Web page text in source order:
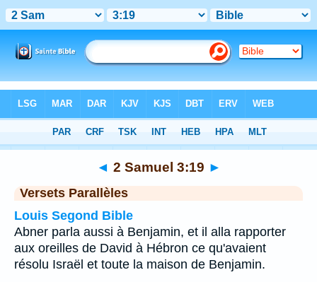
Chapitre 3> Verset 19
◄ 2 Samuel 3:19 ►
Versets Parallèles
Louis Segond Bible
Abner parla aussi à Benjamin, et il alla rapporter
aux oreilles de David à Hébron ce qu'avaient
résolu Israël et toute la maison de Benjamin.